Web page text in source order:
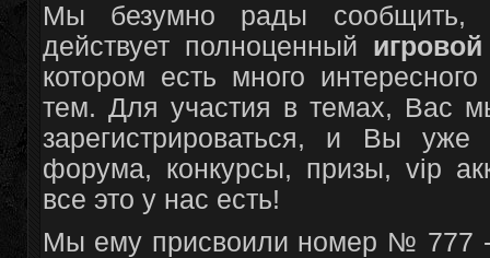
Мы безумно рады
действует полноценный
котором есть много
тем. Для участия в темах, Вас
зарегистрироваться, и Вы уже
форума, конкурсы, призы, vip
все это у нас есть!
Мы ему присвоили номер № 777 -